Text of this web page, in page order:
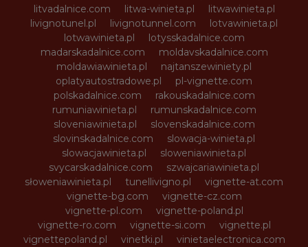
litvadalnice.com
litwa-winieta.pl
litwawinieta.pl
livignotunel.pl
livignotunnel.com
lotvawinieta.pl
lotwawinieta.pl
lotysskadalnice.com
madarskadalnice.com
moldavskadalnice.com
moldawiawinieta.pl
najtanszewiniety.pl
oplatyautostradowe.pl
pl-vignette.com
polskadalnice.com
rakouskadalnice.com
rumuniawinieta.pl
rumunskadalnice.com
sloveniawinieta.pl
slovenskadalnice.com
slovinskadalnice.com
slowacja-winieta.pl
slowacjawinieta.pl
sloweniawinieta.pl
svycarskadalnice.com
szwajcariawinieta.pl
słoweniawinieta.pl
tunellivigno.pl
vignette-at.com
vignette-bg.com
vignette-cz.com
vignette-pl.com
vignette-poland.pl
vignette-ro.com
vignette-si.com
vignette.pl
vignettepoland.pl
vinetki.pl
vinietaelectronica.com